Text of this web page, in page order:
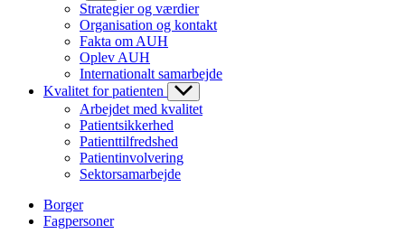
Strategier og værdier
Organisation og kontakt
Fakta om AUH
Oplev AUH
Internationalt samarbejde
Kvalitet for patienten
Arbejdet med kvalitet
Patientsikkerhed
Patienttilfredshed
Patientinvolvering
Sektorsamarbejde
Borger
Fagpersoner